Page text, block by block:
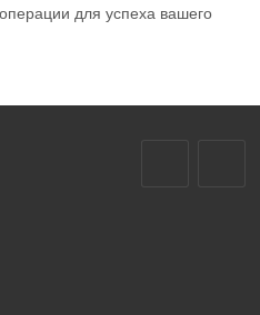
для успеха вашего